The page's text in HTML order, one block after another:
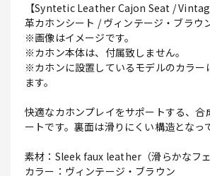
【Syntetic Leather Cajon Seat /
革カホンシート / ヴィンテージ・ブラウン
※画像はイメージです。
※カホン本体は、付属致しません。
※カホンに設置しているモデルのカラー
ます。
快適なカホンプレイをサポートする、合
ートです。裏面は滑りにくい構造となっ
素材：Sleek faux leather（滑らかなフェ
カラー：ヴィンテージ・ブラウン